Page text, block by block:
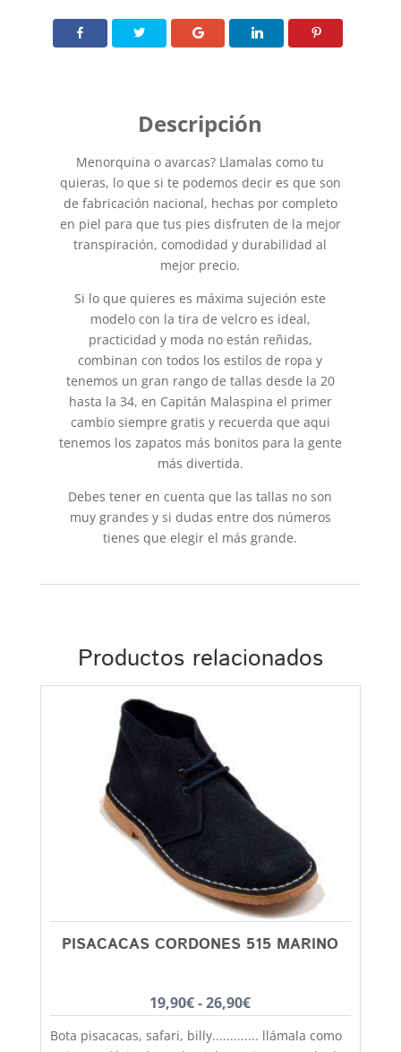
Menorquina o avarcas? Llamalas como tu
quieras, lo que si te podemos decir es que son
de fabricación nacional, hechas por completo
en piel para que tus pies disfruten de la mejor
transpiración, comodidad y durabilidad al
mejor precio.
Si lo que quieres es máxima sujeción este
modelo con la tira de velcro es ideal,
practicidad y moda no están reñidas,
combinan con todos los estilos de ropa y
tenemos un gran rango de tallas desde la 20
hasta la 34, en Capitán Malaspina el primer
cambio siempre gratis y recuerda que aqui
tenemos los zapatos más bonitos para la gente
más divertida.
Debes tener en cuenta que las tallas no son
muy grandes y si dudas entre dos números
tienes que elegir el más grande.
Productos relacionados
PISACACAS CORDONES 515 MARINO
19,90€ - 26,90€Rango
de
Bota pisacacas, safari, billy............. llámala como